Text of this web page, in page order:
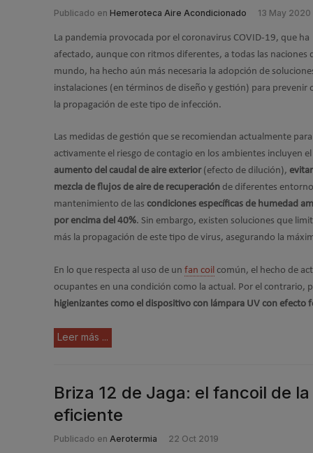
Publicado en Hemeroteca Aire Acondicionado 13 May 2020
La pandemia provocada por el coronavirus COVID-19, que ha
afectado, aunque con ritmos diferentes, a todas las naciones
mundo, ha hecho aún más necesaria la adopción de
instalaciones (en términos de diseño y gestión) para prevenir
la propagación de este tipo de infección.
Las medidas de gestión que se recomiendan actualmente
activamente el riesgo de contagio en los ambientes incluyen el
aumento del caudal de aire exterior(efecto de dilución),
mezcla de flujos de aire de recuperación de diferentes
mantenimiento de las condiciones específicas de humedad
por encima del 40%. Sin embargo, existen soluciones que
más la propagación de este tipo de virus, asegurando la
En lo que respecta al uso de un fan coil común, el hecho de
ocupantes en una condición como la actual. Por el contrario,
higienizantes como el dispositivo con lámpara UV con efecto
Leer más ...
Briza 12 de Jaga: el fancoil de
eficiente
Publicado en Aerotermia 22 Oct 2019